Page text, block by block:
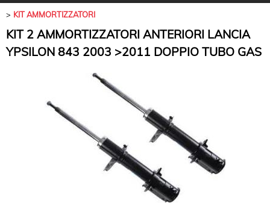
HOME
KIT TERGICRISTALLI
OLIO MOTORE
BRACCI SOSPENSIONE
KIT AMMORTIZZATORI
KIT 2 AMMORTIZZATORI ANTERIORI LANCIA
YPSILON 843 2003 >2011 DOPPIO TUBO GAS